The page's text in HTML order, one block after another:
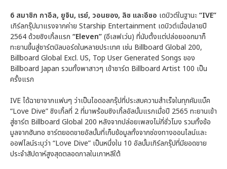
6 สมาชิก กาอึล, ยูจิน, เรย์, วอนยอง, ลิซ และอีซอ เดบิวต์ในฐานะ“IVE”
เกิร์ลกรุ๊ปมาแรงจากค่าย Starship Entertainment เดบิวต์เมื่อปลายปี
2564 ด้วยซิงเกิ้ลแรก “Eleven”(อีเลฟเว่น) ที่นับตั้งแต่ปล่อยออกมาก็
ทะยานขึ้นสู่ชาร์ตบิลบอร์ดในหลายประเทศ เช่น Billboard Global 200,
Billboard Global Excl. US, Top User Generated Songs ของ
Billboard Japan รวมทั้งพาสาวๆ เข้าชาร์ต Billboard Artist 100 เป็น
ครั้งแรก
IVE ได้ฉายาจากแฟนๆ ว่าเป็นไอดอลกรุ๊ปที่ประสบความสำเร็จในทุกคัมแบ็ค
“Love Dive” ซิงเกิ้ลที่ 2 ที่มาพร้อมซิงเกิ้ลอัลบั้มแรกเมื่อปี 2565 ทะยานเข้า
สู่ชาร์ต Billboard Global 200 หลังจากปล่อยเพลงไม่กี่ชั่วโมง รวมทั้งข้อ
มูลจากฮันทอ ชาร์ตยอดขายอัลบั้มที่เก็บข้อมูลทั้งจากช่องทางออนไลน์และ
ออฟไลน์ระบุว่า “Love Dive” เป็นหนึ่งใน 10 อัลบั้มเกิร์ลกรุ๊ปที่มียอดขาย
ประจำสัปดาห์สูงสุดตลอดกาลในเกาหลีใต้